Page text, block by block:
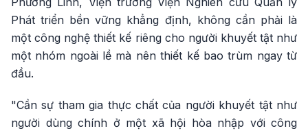
Phát triển bền vững khẳng định, không cần phải là
một công nghệ thiết kế riêng cho người khuyết tật như
một nhóm ngoài lề mà nên thiết kế bao trùm ngay từ
đầu.
"Cần sự tham gia thực chất của người khuyết tật như
người dùng chính ở một xã hội hòa nhập với công